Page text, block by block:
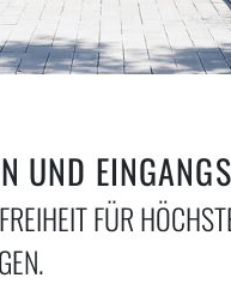
UND
FÜR